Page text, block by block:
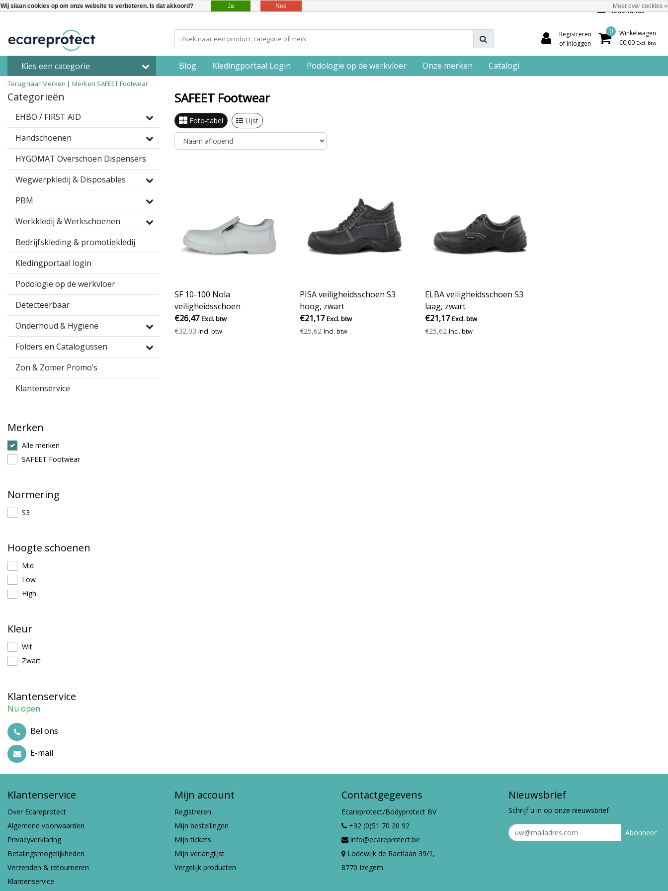
Nederlands
Registreren
of Inloggen
0
Winkelwagen
€0,00 Excl. btw
Kies een categorie Blog Kledingportaal Login Podologie op de werkvloer Onze merken Catalogi
Terug naar Merken | Merken SAFEET Footwear
Categorieën
EHBO / FIRST AID
Handschoenen
HYGOMAT Overschoen Dispensers
Wegwerpkledij & Disposables
PBM
Werkkledij & Werkschoenen
Bedrijfskleding & promotiekledij
Kledingportaal login
Podologie op de werkvloer
Detecteerbaar
Onderhoud & Hygiëne
Folders en Catalogussen
Zon & Zomer Promo’s
Klantenservice
Merken
Alle merken
SAFEET Footwear
Normering
S3
Hoogte schoenen
Mid
Low
High
Kleur
Wit
Zwart
Klantenservice
Nu open
Bel ons
E-mail
SAFEET Footwear
Foto-tabel Lijst
SF 10-100 Nola
veiligheidsschoen
(instapmodel) S2, laag
€26,47 Excl. btw
€32,03 Incl. btw
PISA veiligheidsschoen S3
hoog, zwart
€21,17 Excl. btw
€25,62 Incl. btw
ELBA veiligheidsschoen S3
laag, zwart
€21,17 Excl. btw
€25,62 Incl. btw
Klantenservice
Over Ecareprotect
Algemene voorwaarden
Privacyverklaring
Betalingsmogelijkheden
Verzenden & retourneren
Klantenservice
Mijn account
Registreren
Mijn bestellingen
Mijn tickets
Mijn verlanglijst
Vergelijk producten
Contactgegevens
Ecareprotect/Bodyprotect BV
+32 (0)51 70 20 92
info@ecareprotect.be
Lodewijk de Raetlaan 39/1,
8770 Izegem
Nieuwsbrief
Schrijf u in op onze nieuwsbrief
Abonneer
Wij slaan cookies op om onze website te verbeteren. Is dat akkoord? Ja Nee Meer over cookies »